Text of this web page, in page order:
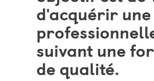
d'acquérir
suivant une
de qualité.